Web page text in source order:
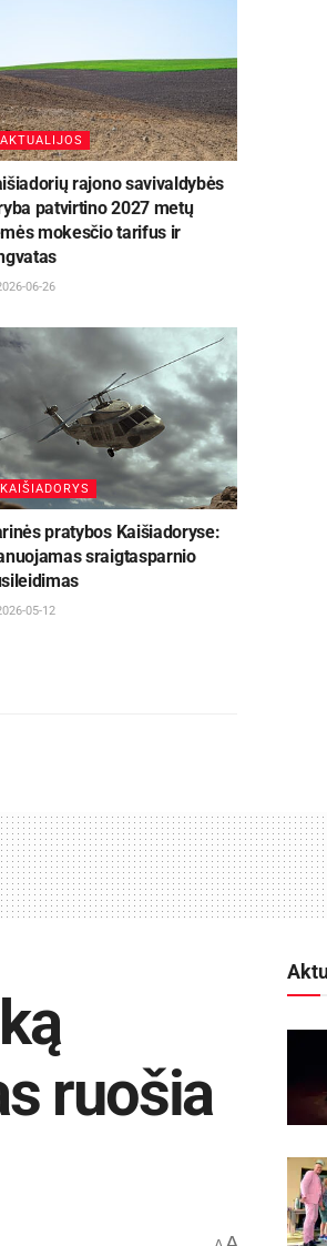
AKTUALIJOS
rajono savivaldybės
patvirtino 2027 metų
mokesčio tarifus ir
06-26
KAIŠIADORYS
pratybos Kaišiadoryse:
sraigtasparnio
05-12
ruošia